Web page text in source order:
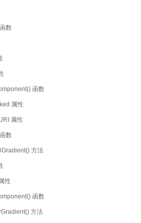
数
函数
属性
属性
数
方法
性
函数
方法